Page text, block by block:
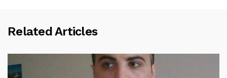
Related Articles